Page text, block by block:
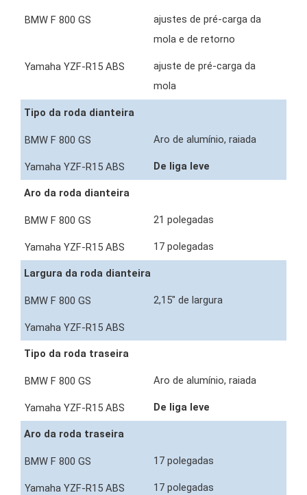
ajustes de pré-carga da
mola e de retorno
ajuste de pré-carga da
mola
Tipo da roda dianteira
Aro de alumínio, raiada
De liga leve
Aro da roda dianteira
21 polegadas
17 polegadas
Largura da roda dianteira
2,15" de largura
Tipo da roda traseira
Aro de alumínio, raiada
De liga leve
Aro da roda traseira
17 polegadas
17 polegadas